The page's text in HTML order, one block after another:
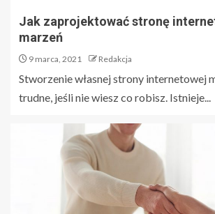
Jak zaprojektować stronę
marzeń
9 marca, 2021 Redakcja
Stworzenie własnej strony internetowej
trudne, jeśli nie wiesz co robisz. Istnieje...